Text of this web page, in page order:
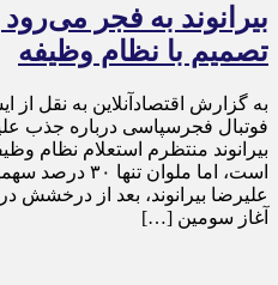
بیرانوند به فجر
تصمیم با نظام وظیفه
به گزارش اقتصادآنلاین به نقل از
فوتبال فجرسپاسی درباره جذب
بیرانوند منتظرم استعلام نظام
است، اما ملوان
آغاز سومین […]